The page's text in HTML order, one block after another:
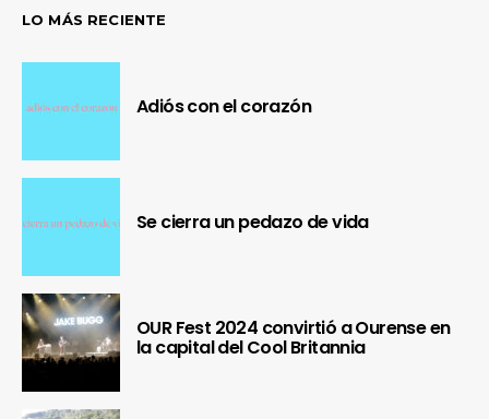
LO MÁS RECIENTE
Adiós con el corazón
Se cierra un pedazo de vida
OUR Fest 2024 convirtió a Ourense en
la capital del Cool Britannia